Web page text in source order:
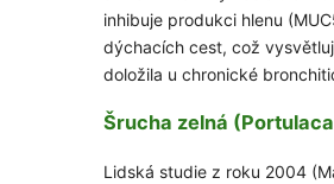
inhibuje produkci hlenu
dýchacích cest, což
doložila u chronické
Šrucha zelná
Lidská studie z roku 2004